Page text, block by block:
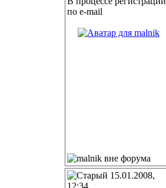
по e-mail
15.01.2008,
12:34